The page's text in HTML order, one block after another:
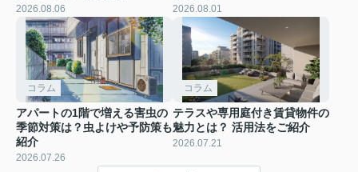
2026.08.06 2026.08.01
コラム
アパートの1階で増える害虫の
季節対策は？虫よけや予防策も
紹介
2026.07.26
コラム
テラスや専用庭付き賃貸物件の
魅力とは？ 活用法をご紹介
2026.07.21